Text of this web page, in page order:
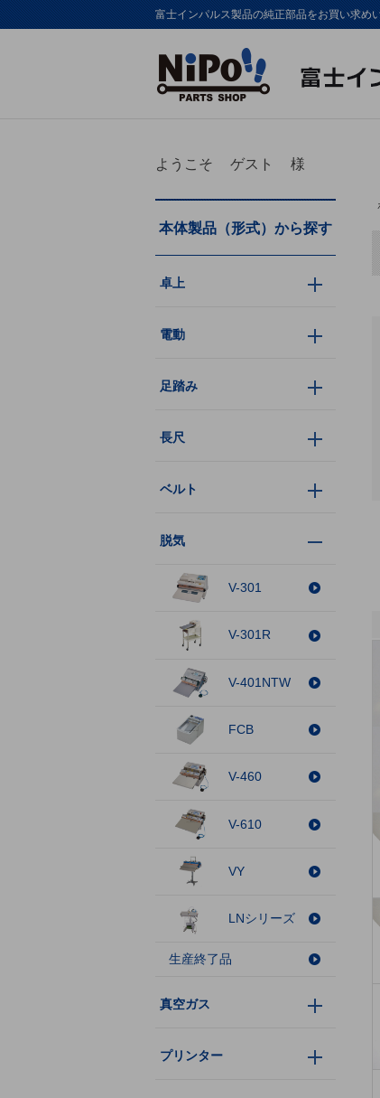
富士インパルス製品の純正部品をお買い求め
ようこそ ゲスト 様
本体製品（形式）から探す
卓上
電動
足踏み
長尺
ベルト
脱気
V-301
V-301R
V-401NTW
FCB
V-460
V-610
VY
LNシリーズ
生産終了品
真空ガス
プリンター